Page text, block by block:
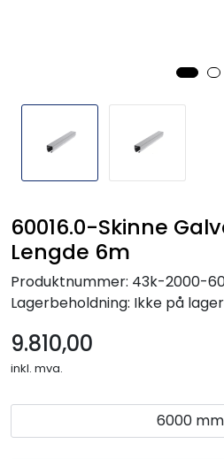
60016.0-Skinne
Lengde 6m
Produktnummer: 43k-2000-
Lagerbeholdning: Ikke på lager
9.810,00
inkl. mva.
6000 mm